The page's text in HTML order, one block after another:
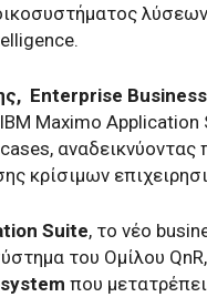
Enterprise
Maximo
κρίσιμων
Suite, το νέο
του Ομίλου
που